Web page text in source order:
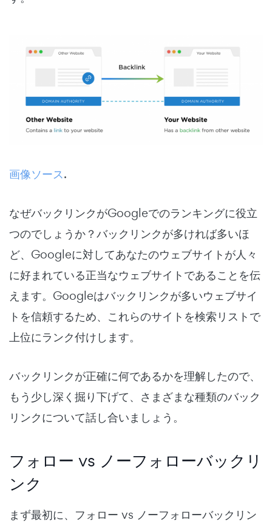
画像ソース.
なぜバックリンクがGoogleでのランキングに役立
つのでしょうか？バックリンクが多ければ多いほ
ど、Googleに対してあなたのウェブサイトが人々
に好まれている正当なウェブサイトであることを伝
えます。Googleはバックリンクが多いウェブサイ
トを信頼するため、これらのサイトを検索リストで
上位にランク付けします。
バックリンクが正確に何であるかを理解したので、
もう少し深く掘り下げて、さまざまな種類のバック
リンクについて話し合いましょう。
フォロー vs ノーフォローバックリ
ンク
まず最初に、フォロー vs ノーフォローバックリン